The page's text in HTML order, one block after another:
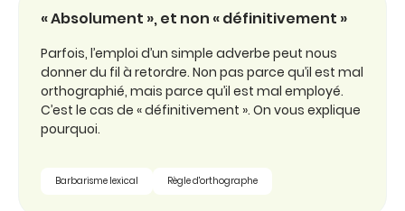
« Absolument », et non « définitivement »
Parfois, l’emploi d’un simple adverbe peut nous
donner du fil à retordre. Non pas parce qu’il est mal
orthographié, mais parce qu’il est mal employé.
C’est le cas de « définitivement ». On vous explique
pourquoi.
Barbarisme lexical Règle d'orthographe